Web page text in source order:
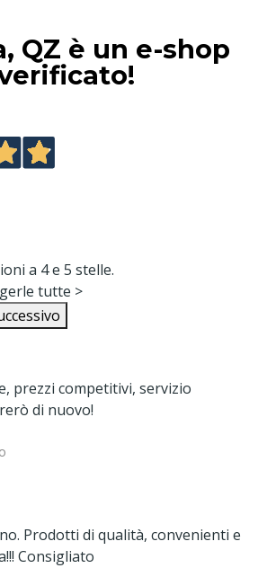
QZ è un e-shop
a 4 e 5 stelle.
tutte >
prezzi competitivi, servizio
di nuovo!
Prodotti di qualità, convenienti e
Consigliato